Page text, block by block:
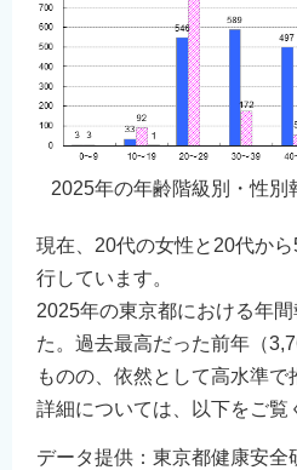
2025年の年齢階級別・性別
現在、20代の女性と20代か
行しています。
2025年の東京都における年
た。過去最高だった前年（
ものの、依然として高水準で
詳細については、以下をご覧
データ提供：東京都健康安全